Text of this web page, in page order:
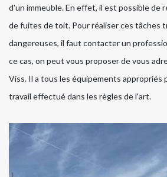
d'un immeuble. En effet, il est possible de
de fuites de toit. Pour réaliser ces tâches
dangereuses, il faut contacter un
ce cas, on peut vous proposer de vous
Viss. Il a tous les équipements appropriés
travail effectué dans les règles de l'art.